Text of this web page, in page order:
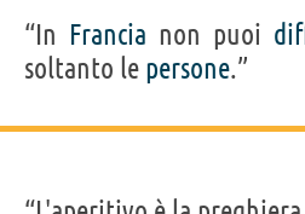
“In Francia non puoi
soltanto le persone.”